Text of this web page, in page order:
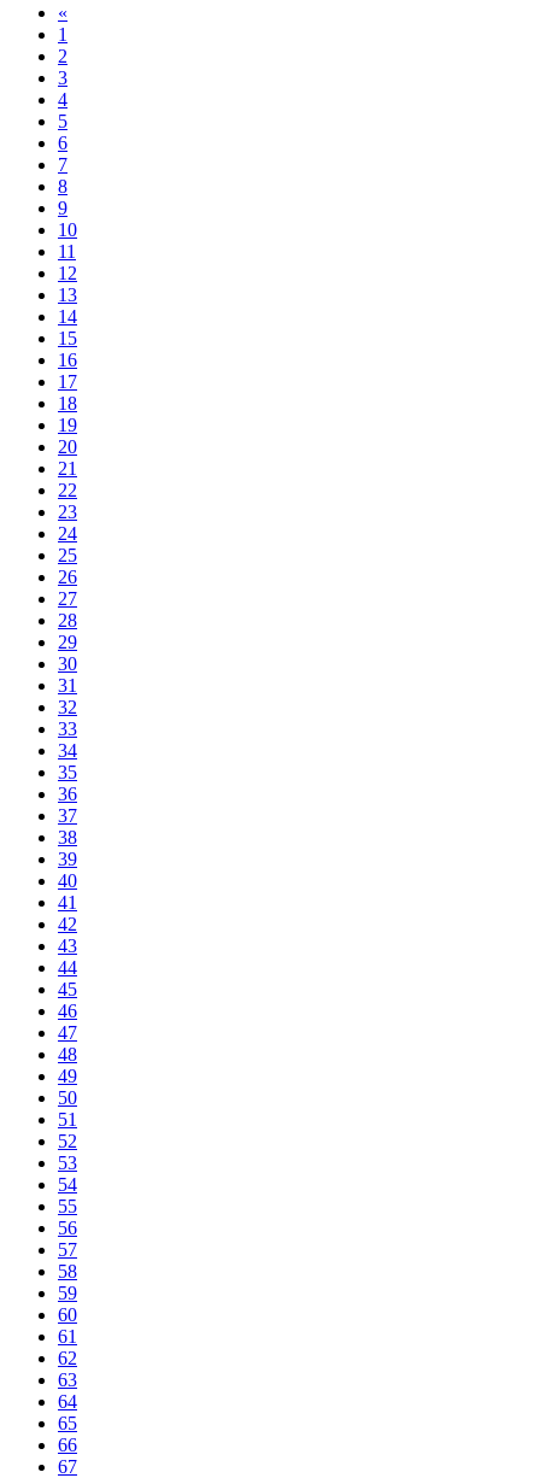
«
1
2
3
4
5
6
7
8
9
10
11
12
13
14
15
16
17
18
19
20
21
22
23
24
25
26
27
28
29
30
31
32
33
34
35
36
37
38
39
40
41
42
43
44
45
46
47
48
49
50
51
52
53
54
55
56
57
58
59
60
61
62
63
64
65
66
67